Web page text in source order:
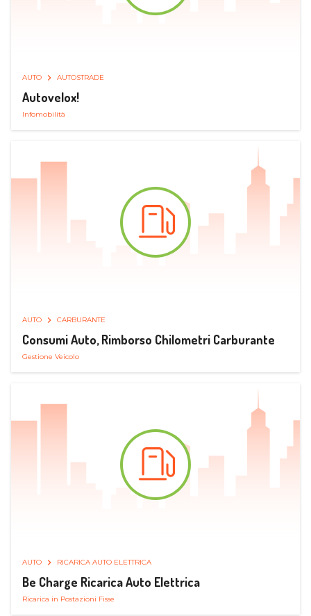
AUTO AUTOSTRADE
Autovelox!
Infomobilità
AUTO CARBURANTE
Consumi Auto, Rimborso Chilometri Carburante
Gestione Veicolo
AUTO RICARICA AUTO ELETTRICA
Be Charge Ricarica Auto Elettrica
Ricarica in Postazioni Fisse